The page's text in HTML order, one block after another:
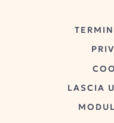
LASCIA